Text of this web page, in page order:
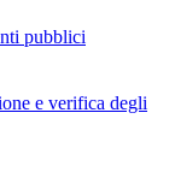
pubblici
e verifica degli